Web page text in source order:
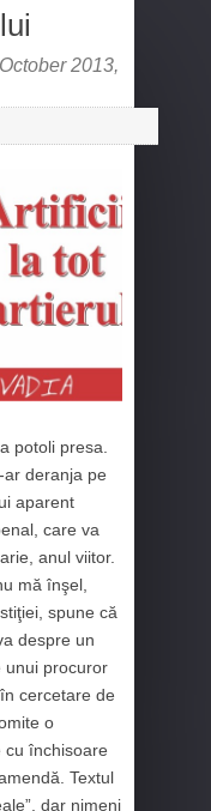
2013,
potoli presa.
deranja pe
aparent
care va
anul viitor.
mă înşel,
spune că
despre un
unui procuror
cercetare de
o
cu închisoare
Textul
dar nimeni